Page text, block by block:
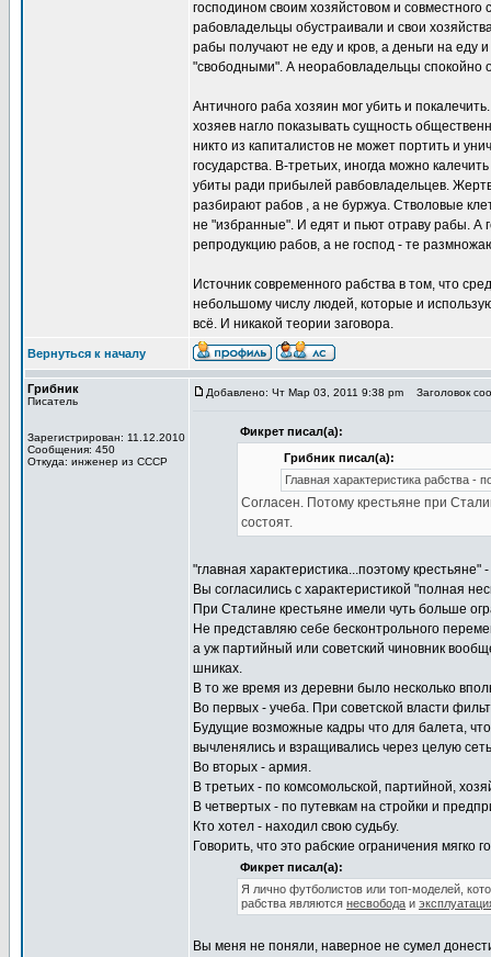
господином своим хозяйстовом и
рабовладельцы обустраивали и свои
рабы получают не еду и кров, а деньги на еду
"свободными". А неорабовладельцы спокойно
Античного раба хозяин мог убить и
хозяев нагло показывать сущность
никто из капиталистов не может портить и
государства. В-третьих, иногда можно
убиты ради прибылей равбовладельцев.
разбирают рабов , а не буржуа. Стволовые
не "избранные". И едят и пьют отраву рабы. А
репродукцию рабов, а не господ - те
Источник современного рабства в том, что
небольшому числу людей, которые и
всё. И никакой теории заговора.
Вернуться к началу
Грибник
Писатель
Зарегистрирован: 11.12.2010
Сообщения: 450
Откуда: инженер из СССР
Добавлено: Чт Мар 03, 2011 9:38 pm Заголовок
Фикрет писал(а):
Грибник писал(а):
Главная характеристика рабства -
Согласен. Потому крестьяне при
состоят.
"главная характеристика...поэтому
Вы согласились с характеристикой "полная
При Сталине крестьяне имели чуть больше
Не представляю себе бесконтрольного
а уж партийный или советский чиновник
шниках.
В то же время из деревни было несколько
Во первых - учеба. При советской власти
Будущие возможные кадры что для балета,
вычленялись и взращивались через целую
Во вторых - армия.
В третьих - по комсомольской, партийной,
В четвертых - по путевкам на стройки и
Кто хотел - находил свою судьбу.
Говорить, что это рабские ограничения мягко
Фикрет писал(а):
Я лично футболистов или топ-моделей,
рабства являются несвобода и
Вы меня не поняли, наверное не сумел